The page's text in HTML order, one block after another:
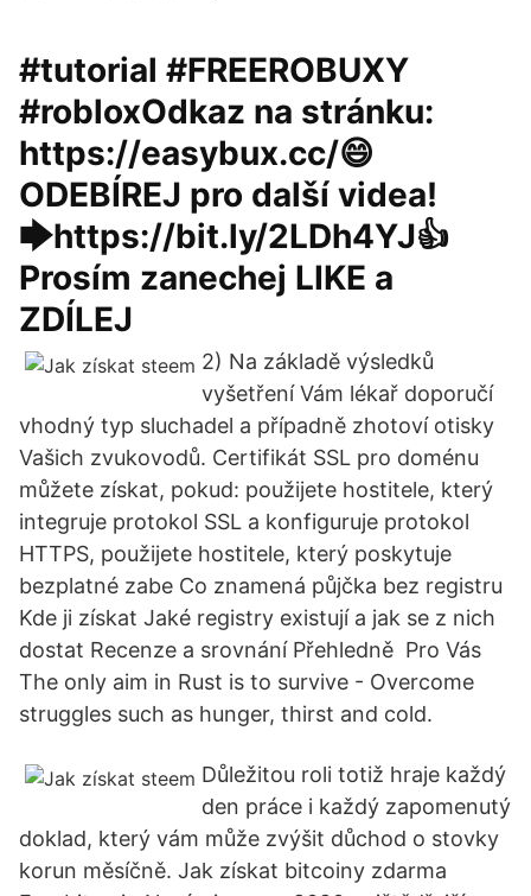
#tutorial #FREEROBUXY
#robloxOdkaz na stránku:
https://easybux.cc/😄
ODEBÍREJ pro další videa!
🡆https://bit.ly/2LDh4YJ👍
Prosím zanechej LIKE a
ZDÍLEJ
2) Na základě výsledků
vyšetření Vám lékař doporučí
vhodný typ sluchadel a případně zhotoví otisky
Vašich zvukovodů. Certifikát SSL pro doménu
můžete získat, pokud: použijete hostitele, který
integruje protokol SSL a konfiguruje protokol
HTTPS, použijete hostitele, který poskytuje
bezplatné zabe Co znamená půjčka bez registru
Kde ji získat Jaké registry existují a jak se z nich
dostat Recenze a srovnání Přehledně ️ Pro Vás
The only aim in Rust is to survive - Overcome
struggles such as hunger, thirst and cold.
Důležitou roli totiž hraje každý
den práce i každý zapomenutý
doklad, který vám může zvýšit důchod o stovky
korun měsíčně. Jak získat bitcoiny zdarma